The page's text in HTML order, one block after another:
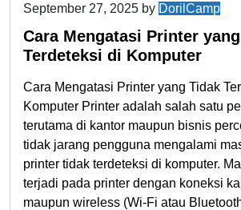
September 27, 2025 by DorilCamp
Cara Mengatasi Printer
Terdeteksi di Komputer
Cara Mengatasi Printer yang Tidak
Komputer Printer adalah salah satu
terutama di kantor maupun bisnis
tidak jarang pengguna mengalami
printer tidak terdeteksi di komputer.
terjadi pada printer dengan koneksi
maupun wireless (Wi-Fi atau